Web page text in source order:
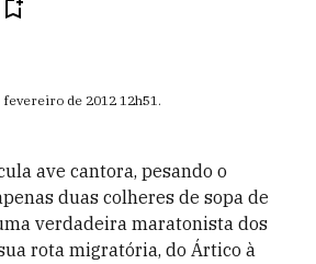
fevereiro de 2012 12h51.
ave cantora, pesando o
duas colheres de sopa de
verdadeira maratonista dos
rota migratória, do Ártico à